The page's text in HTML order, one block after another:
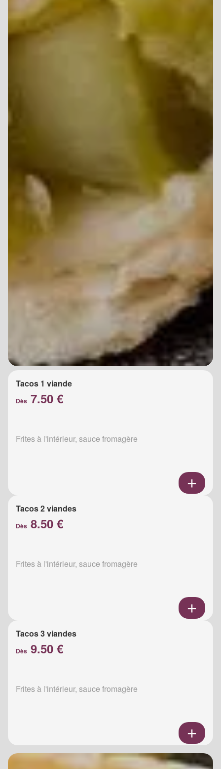
Tacos 1 viande
Dès 7.50 €
Frites à l'intérieur, sauce fromagère
Tacos 2 viandes
Dès 8.50 €
Frites à l'intérieur, sauce fromagère
Tacos 3 viandes
Dès 9.50 €
Frites à l'intérieur, sauce fromagère